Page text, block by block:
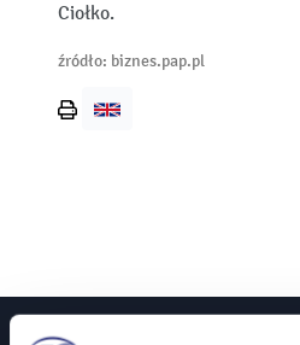
Ciołko.
źródło: biznes.pap.pl